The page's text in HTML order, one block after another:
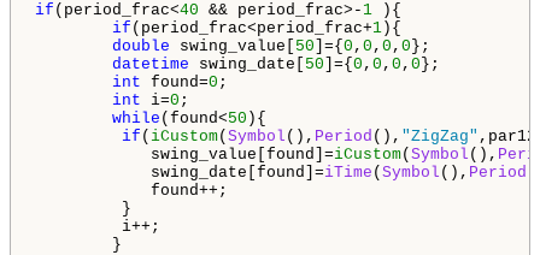
if (period_frac<40 && period_frac>- 1 ){
if (period_frac<period_frac+1 ){
double swing_value[ 50 ]={ 0 , 0 , 0 , 0 };
datetime swing_date[ 50 ]={ 0 , 0 , 0 , 0 };
int found=0 ;
int i=0 ;
while (found<50 ){
if ( iCustom( Symbol (), Period (), "ZigZag"
swing_value[found]=iCustom( Symbol (),
swing_date[found]=iTime ( Symbol (), Period
found++;
}
i++;
}